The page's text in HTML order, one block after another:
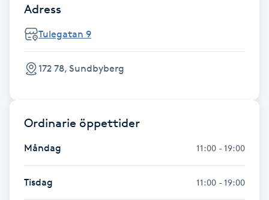
Herrklippning
HIFU
Hollywood Peel
Adress
Tulegatan 9
172 78, Sundbyberg
Ordinarie öppettider
Måndag 11:00 - 19:00
Tisdag 11:00 - 19:00